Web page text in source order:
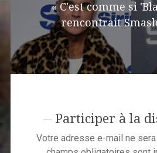
« C'est comme si
rencontrait
Participer à la
Votre adresse e-mail ne